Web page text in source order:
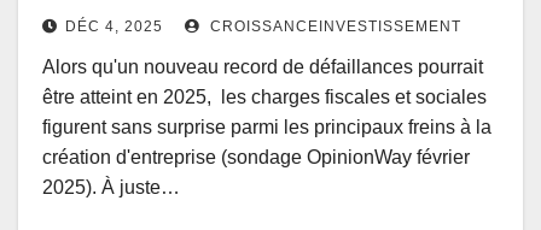
DÉC 4, 2025 CROISSANCEINVESTISSEMENT
Alors qu'un nouveau record de défaillances pourrait
être atteint en 2025, les charges fiscales et sociales
figurent sans surprise parmi les principaux freins à la
création d'entreprise (sondage OpinionWay février
2025). À juste…